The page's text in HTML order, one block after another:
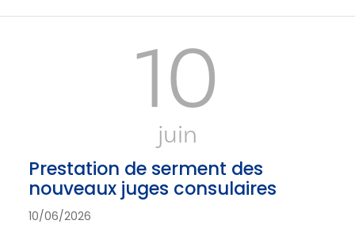
10
juin
Prestation de serment des
nouveaux juges consulaires
10/06/2026